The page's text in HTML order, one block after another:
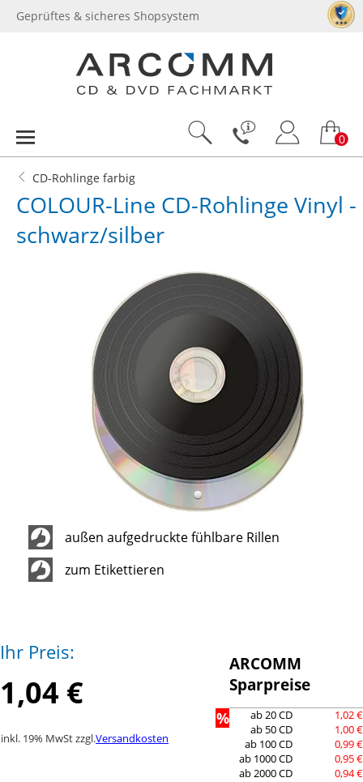
Geprüftes & sicheres Shopsystem
0
CD-Rohlinge farbig
COLOUR-Line CD-Rohlinge Vinyl -
schwarz/silber
außen aufgedruckte fühlbare Rillen
zum Etikettieren
Ihr Preis:
1,04 €
inkl. 19% MwSt zzgl.Versandkosten
ARCOMM
Sparpreise
% ab 20 CD
1,02 €
ab 50 CD
1,00 €
ab 100 CD
0,99 €
ab 1000 CD
0,95 €
ab 2000 CD
0,94 €